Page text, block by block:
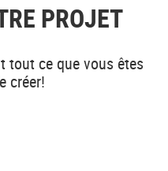
PROJET
tout ce que vous êtes
créer!